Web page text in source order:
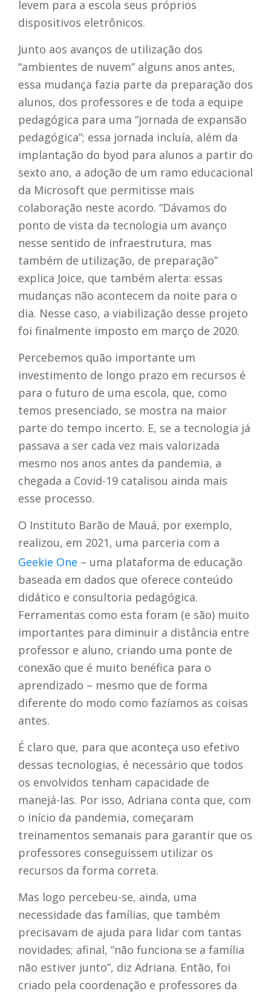
levem para a escola seus próprios
dispositivos eletrônicos.
Junto aos avanços de utilização dos
“ambientes de nuvem” alguns anos antes,
essa mudança fazia parte da preparação dos
alunos, dos professores e de toda a equipe
pedagógica para uma “jornada de expansão
pedagógica”; essa jornada incluía, além da
implantação do byod para alunos a partir do
sexto ano, a adoção de um ramo educacional
da Microsoft que permitisse mais
colaboração neste acordo. “Dávamos do
ponto de vista da tecnologia um avanço
nesse sentido de infraestrutura, mas
também de utilização, de preparação”
explica Joice, que também alerta: essas
mudanças não acontecem da noite para o
dia. Nesse caso, a viabilização desse projeto
foi finalmente imposto em março de 2020.
Percebemos quão importante um
investimento de longo prazo em recursos é
para o futuro de uma escola, que, como
temos presenciado, se mostra na maior
parte do tempo incerto. E, se a tecnologia já
passava a ser cada vez mais valorizada
mesmo nos anos antes da pandemia, a
chegada a Covid-19 catalisou ainda mais
esse processo.
O Instituto Barão de Mauá, por exemplo,
realizou, em 2021, uma parceria com a
Geekie One – uma plataforma de educação
baseada em dados que oferece conteúdo
didático e consultoria pedagógica.
Ferramentas como esta foram (e são) muito
importantes para diminuir a distância entre
professor e aluno, criando uma ponte de
conexão que é muito benéfica para o
aprendizado – mesmo que de forma
diferente do modo como fazíamos as coisas
antes.
É claro que, para que aconteça uso efetivo
dessas tecnologias, é necessário que todos
os envolvidos tenham capacidade de
manejá-las. Por isso, Adriana conta que, com
o início da pandemia, começaram
treinamentos semanais para garantir que os
professores conseguissem utilizar os
recursos da forma correta.
Mas logo percebeu-se, ainda, uma
necessidade das famílias, que também
precisavam de ajuda para lidar com tantas
novidades; afinal, “não funciona se a família
não estiver junto”, diz Adriana. Então, foi
criado pela coordenação e professores da